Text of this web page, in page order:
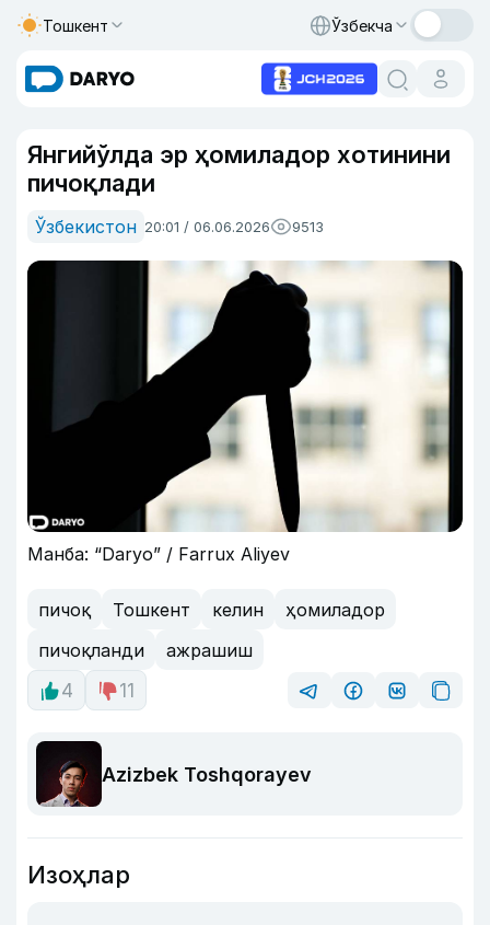
Тошкент Ўзбекча
Янгийўлда эр ҳомиладор хотинини
пичоқлади
Ўзбекистон 20:01 / 06.06.2026 9513
Манба: “Daryo” / Farrux Aliyev
пичоқ Тошкент келин
ҳомиладор
пичоқланди
ажрашиш
4
11
Azizbek Toshqorayev
Изоҳлар